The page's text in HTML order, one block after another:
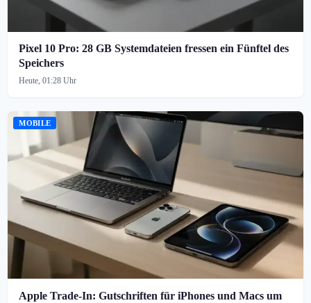
Pixel 10 Pro: 28 GB Systemdateien fressen ein Fünftel des
Speichers
Heute, 01:28 Uhr
MOBILE
Apple Trade-In: Gutschriften für iPhones und Macs um